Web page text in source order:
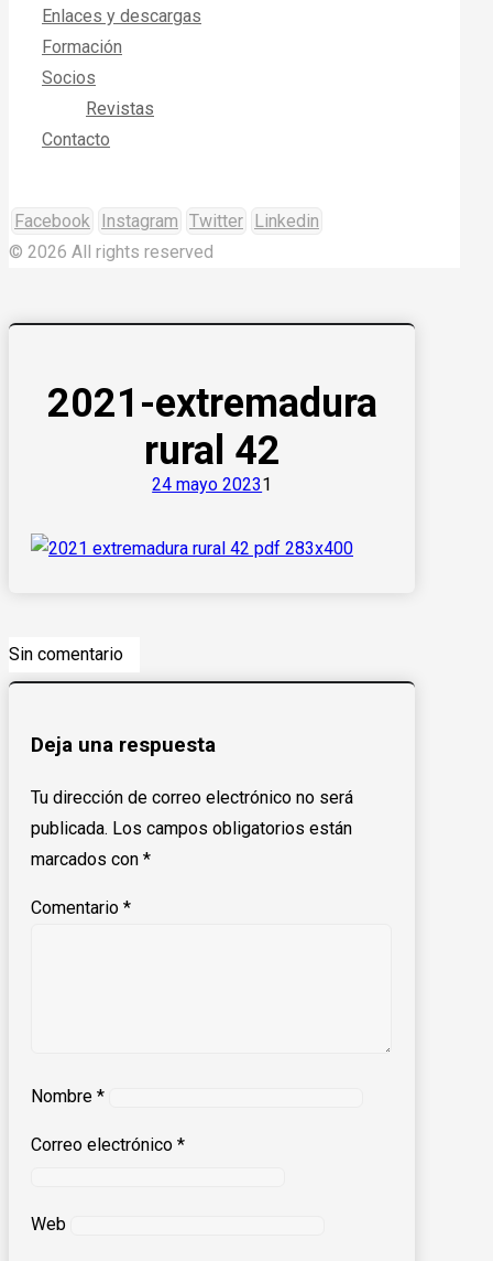
Enlaces y descargas
Formación
Socios
Revistas
Contacto
Facebook Instagram Twitter Linkedin
© 2026 All rights reserved
2021-extremadura
rural 42
24 mayo 20231
Sin comentario
Deja una respuesta
Tu dirección de correo electrónico no será
publicada. Los campos obligatorios están
marcados con *
Comentario *
Nombre *
Correo electrónico *
Web